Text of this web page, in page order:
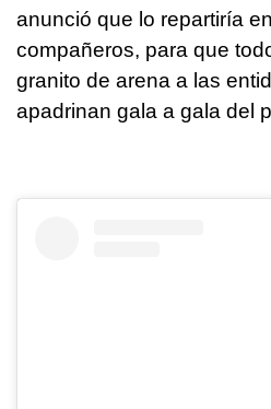
anunció que lo repartiría
compañeros, para que
granito de arena a las
apadrinan gala a gala del